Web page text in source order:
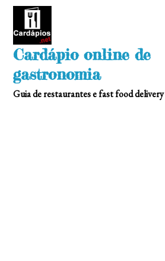
Skip
Cardápio online de
gastronomia
Guia de restaurantes e fast food delivery